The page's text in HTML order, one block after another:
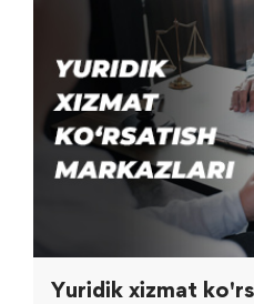
Yuridik xizmat